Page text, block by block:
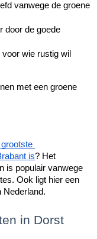
vanwege de groene
door de goede
wie rustig wil
met een groene
is? Het
is populair vanwege
Ook ligt hier een
Nederland.
in Dorst